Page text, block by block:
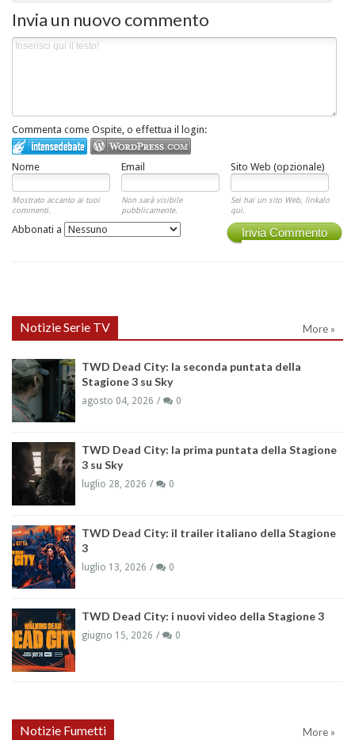
Invia un nuovo commento
Commenta come Ospite, o effettua il login:
Nome Email Sito Web (opzionale)
Mostrato accanto ai tuoi
commenti.
Non sarà visibile
pubblicamente.
Sei hai un sito Web, linkalo
qui.
Invia Commento
Abbonati a
Notizie Serie TV More »
TWD Dead City: la seconda puntata della
Stagione 3 su Sky
agosto 04, 2026 0
TWD Dead City: la prima puntata della Stagione
3 su Sky
luglio 28, 2026 0
TWD Dead City: il trailer italiano della Stagione
3
luglio 13, 2026 0
TWD Dead City: i nuovi video della Stagione 3
giugno 15, 2026 0
Notizie Fumetti More »